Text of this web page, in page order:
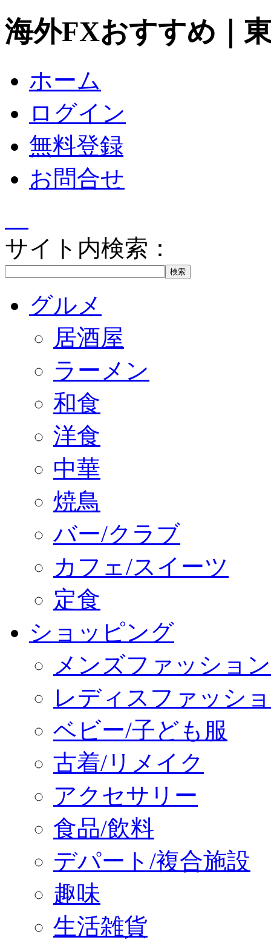
海外FXおすすめ｜
ホーム
ログイン
無料登録
お問合せ
サイト内検索：
グルメ
居酒屋
ラーメン
和食
洋食
中華
焼鳥
バー/クラブ
カフェ/スイーツ
定食
ショッピング
メンズファッション
レディスファッシ
ベビー/子ども服
古着/リメイク
アクセサリー
食品/飲料
デパート/複合施設
趣味
生活雑貨